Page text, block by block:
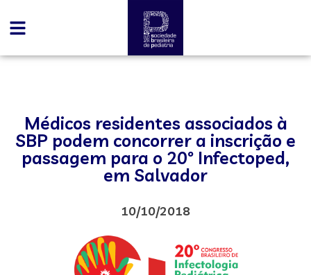
Médicos residentes associados à
SBP podem concorrer a inscrição e
passagem para o 20º Infectoped,
em Salvador
10/10/2018